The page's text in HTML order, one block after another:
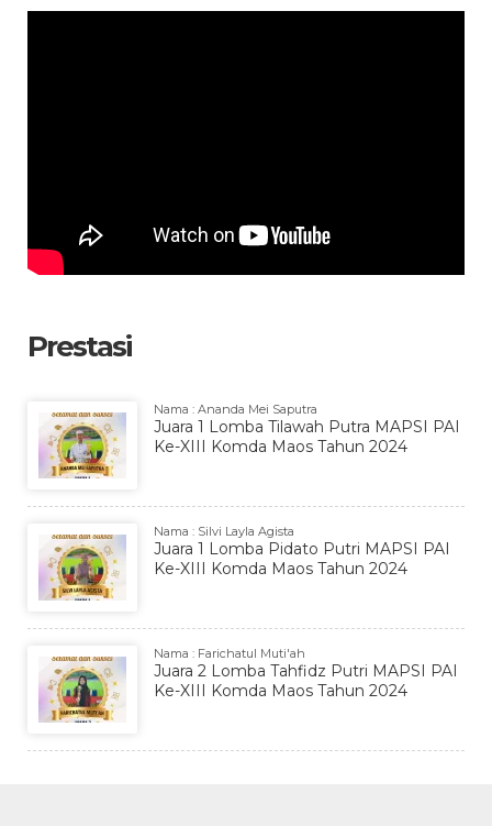
Prestasi
Nama : Ananda Mei Saputra
Juara 1 Lomba Tilawah Putra MAPSI PAI
Ke-XIII Komda Maos Tahun 2024
Nama : Silvi Layla Agista
Juara 1 Lomba Pidato Putri MAPSI PAI
Ke-XIII Komda Maos Tahun 2024
Nama : Farichatul Muti'ah
Juara 2 Lomba Tahfidz Putri MAPSI PAI
Ke-XIII Komda Maos Tahun 2024